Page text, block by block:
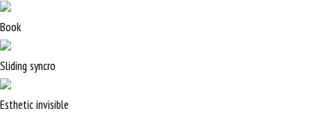
Book
Sliding syncro
Esthetic invisible